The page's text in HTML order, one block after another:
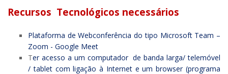
Recursos Tecnológicos necessários
Plataforma de Webconferência do tipo Microsoft Team –
Zoom - Google Meet
Ter acesso a um computador de banda larga/ telemóvel
/ tablet com ligação à Internet e um browser (programa